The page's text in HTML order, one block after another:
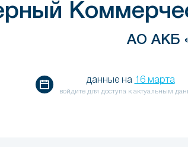
АО АКБ
данные на 16 марта
войдите для доступа к актуальным